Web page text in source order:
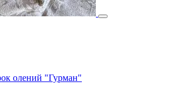
олений "Гурман"